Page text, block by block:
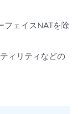
フェイスNATを除
ィリティなどの